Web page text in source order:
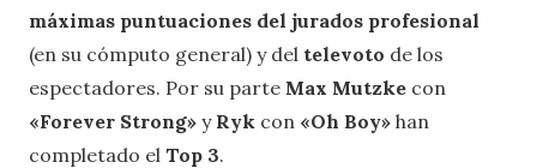
máximas puntuaciones del jurados profesional
(en su cómputo general) y del televoto de los
espectadores. Por su parte Max Mutzke con
«Forever Strong» y Ryk con «Oh Boy» han
completado el Top 3.